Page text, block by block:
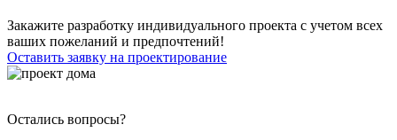
Закажите разработку индивидуального проекта с учетом всех
ваших пожеланий и предпочтений!
Оставить заявку на проектирование
Остались вопросы?